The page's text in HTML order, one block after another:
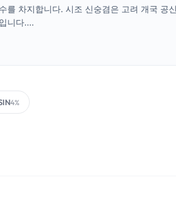
를 차지합니다. 시조 신숭겸은 고려 개국 공
니다....
4%